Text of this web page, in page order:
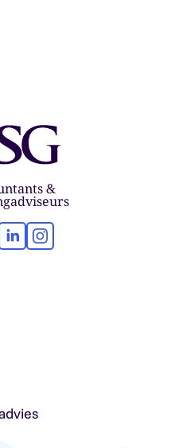
&
LinkedInInstagram